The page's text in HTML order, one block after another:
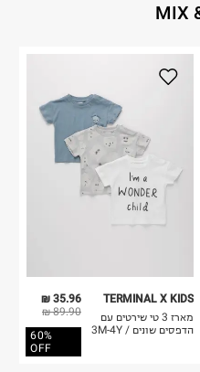
MIX
35.96 ₪
89.90 ₪
60%
OFF
TERMINAL X KIDS
מארז 3 טי שירטים עם
הדפסים שונים / 3M-4Y